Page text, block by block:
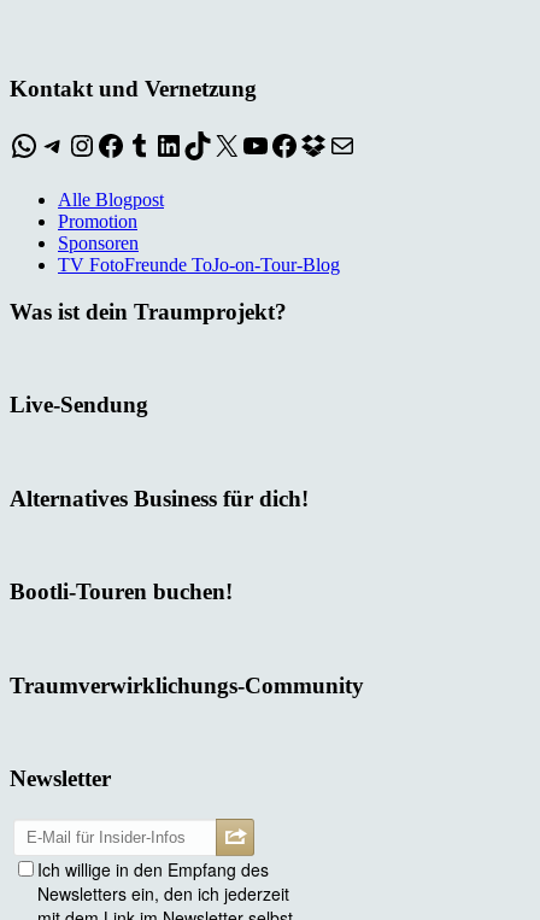
Kontakt und Vernetzung
WhatsApp
Telegram
Instagram
Facebook
Tumblr
LinkedIn
TikTok
X YouTube
Facebook
Dropbox
E-Mail
Alle Blogpost
Promotion
Sponsoren
TV FotoFreunde ToJo-on-Tour-Blog
Was ist dein Traumprojekt?
Live-Sendung
Alternatives Business für dich!
Bootli-Touren buchen!
Traumverwirklichungs-Community
Newsletter